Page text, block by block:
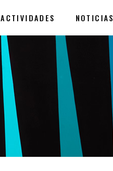
ACTIVIDADES NOTICIAS